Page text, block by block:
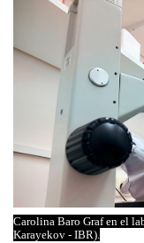
Carolina Baro Graf en el
Karayekov - IBR).
en
Instituto
Biología
Molecular
Celular